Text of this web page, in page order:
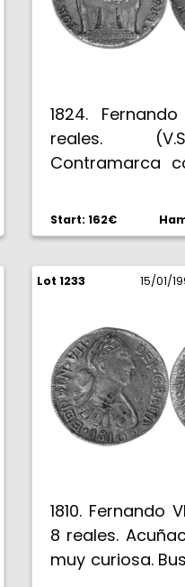
1824.
reales.
Contramarca
una pieza de
tipo "Perú
ejemplar. Rara.
Start: 162€
Lot 1233 15/01/
1810. Fernando
8 reales.
muy curiosa.